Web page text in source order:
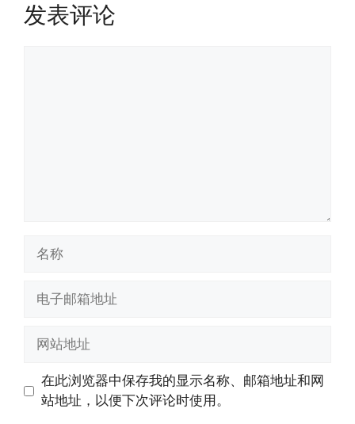
发表评论
址
址
在此浏览器中保存我的显示名称、邮箱地址和网
站地址，以便下次评论时使用。